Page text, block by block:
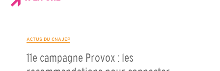
ACTUS DU CNAJEP
11e campagne Provox : les